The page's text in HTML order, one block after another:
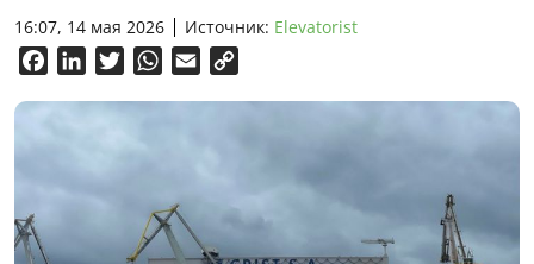
16:07, 14 мая 2026 Источник: Elevatorist
FacebookLinkedInTwitterWhatsApp
Email